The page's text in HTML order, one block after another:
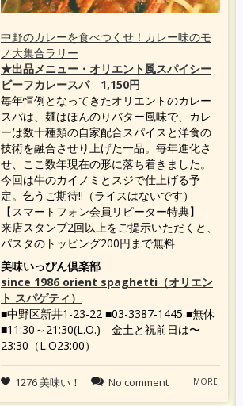
中野のカレーを食べつくせ！カレー味のモ
ノ大集合ラリー
★出品メニュー・オリエント風スパイシー
ビーフカレースパ 1,150円
毎年恒例となってきたオリエントのカレー
スパは、麺はほんのりバター風味で、カレ
ーは数十種類の自家配合スパイスと洋食の
技術を融合させり上げた一品。毎年進化さ
せ、ここ数年現在の形に落ち着きました。
今回は牛のカイノミとスジで仕上げる予
定。乞うご期待!!（ライスはないです）
【スマートフォン会員リピーター特典】
来店スタンプ2回以上をご提示いただくと、
パスタのトッピング200円まで無料
美味いっぴん倶楽部
since 1986 orient spaghetti（オリエン
ト スパゲティ）
■中野区新井1-23-22 ■03-3387-1445 ■無休
■11:30～21:30(L.O.) 金土と祝前日は〜
23:30（L.O23:00）
1276 美味い！ No comment MORE